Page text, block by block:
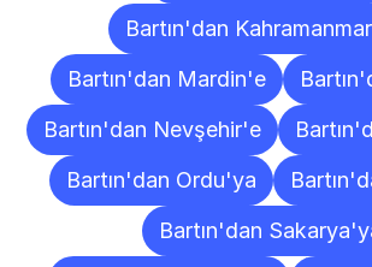
Bartın'dan
Bartın'dan Mardin'e
Bartın'dan Nevşehir'e
Bartın'dan Ordu'ya
Bartın'dan